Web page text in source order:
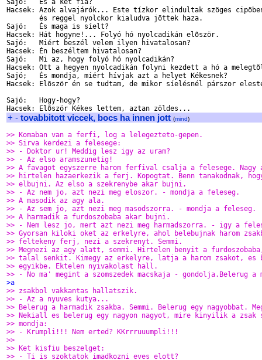
Sajó:   És a két fia?
Hacsek: Azok alvajárók... Este tízkor elindultak szöges
        és reggel nyolckor kialudva jöttek haza.
Sajó:   És maga is síelt?
Hacsek: Hát hogyne!... Folyó hó nyolcadikán elõször.
Sajó:   Miért beszél velem ilyen hivatalosan?
Hacsek: Én beszéltem hivatalosan?
Sajó:   Mi az, hogy folyó hó nyolcadikán?
Hacsek: Ott a hegyen nyolcadikán folyni kezdett a hó a
Sajó;   És mondja, miért hívjak azt a helyet Kékesnek?
Hacsek: Elõször én se tudtam, de mikor síelésnél párszor
Sajó:   Hogy-hogy?
+ - tovabbitott viccek, bocs ha innen jott (mind)
>> Komaban van a ferfi, log a lelegezteto-gepen.
>> Sirva kerdezi a felesege:
>> - Doktor ur! Meddig lesz igy az uram?
>> - Az elso aramszunetig!
>> A favagot egyszerre harom ferfival csalja a felesege. Nagy
>> hirtelen hazaerkezik a ferj. Kopogtat. Benn tanakodnak,
>> elbujni. Az elso a szekrenybe akar bujni.
>> - Az nem jo, azt nezi meg eloszor. - mondja a feleseg.
>> A masodik az agy ala.
>> - Az sem jo, azt nezi meg masodszorra. - mondja a feleseg.
>> A harmadik a furdoszobaba akar bujni.
>> - Nem lesz jo, mert azt nezi meg harmadszorra. - igy a
>> Gyorsan kiloki oket az erkelyre, ahol belebujnak harom
>> feltekeny ferj, nezi a szekrenyt. Semmi.
>> Megnezi az agy alatt, semmi. Hirtelen benyit a
>> talal senkit. Kimegy az erkelyre, latja a harom zsakot, es
>> egyikbe. Ektelen nyivakolast hall.
>> - No ma' megint a szomszedek macskaja - gondolja.Belerug a
>a
>> zsakbol vakkantas hallatszik.
>> - Az a nyuves kutya...
>> Belerug a harmadik zsakba. Semmi. Belerug egy nagyobbat.
>> Nekiall es belerug egy nagyon nagyot, mire kinyilik a zsak
>> mondja:
>> - Krumpli!!! Nem erted? KKrrruuumpli!!!
>>
>> Ket kisfiu beszelget:
>> - Ti is szoktatok imadkozni eves elott?